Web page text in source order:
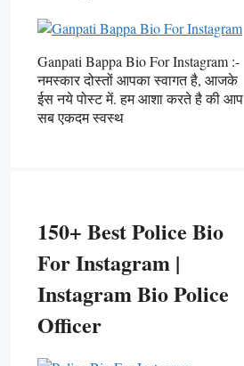
Ganpati Bappa Bio For Instagram :-
नमस्कार दोस्तों आपका स्वागत है, आजके
ईस नये पोस्ट में. हम आशा करते है की आप
सब एकदम स्वस्थ
150+ Best Police Bio
For Instagram |
Instagram Bio Police
Officer